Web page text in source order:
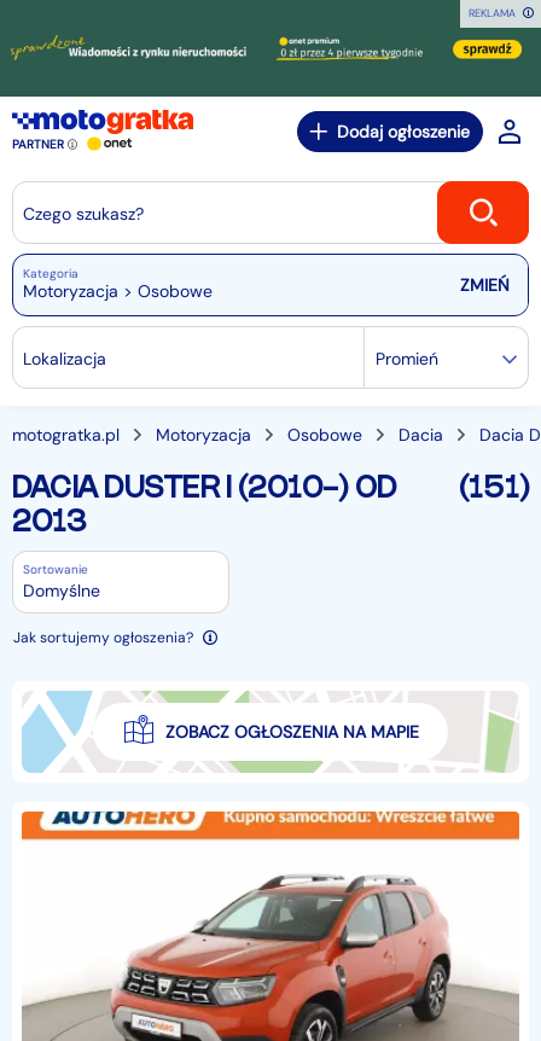
REKLAMA
PARTNER
Dodaj ogłoszenie
Czego szukasz?
Kategoria
Motoryzacja > Osobowe
Lokalizacja Promień
motogratka.pl Motoryzacja Osobowe Dacia Dacia
DACIA DUSTER I (2010-) OD
2013
(151)
Sortowanie
Domyślne
Jak sortujemy ogłoszenia?
ZOBACZ OGŁOSZENIA NA MAPIE